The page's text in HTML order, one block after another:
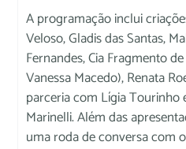
A programação inclui
Veloso, Gladis das Santas,
Fernandes, Cia Fragmento
Vanessa Macedo), Renata
parceria com Lígia Tourinho
Marinelli. Além das
uma roda de conversa com